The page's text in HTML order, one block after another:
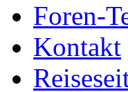
Foren-
Kontakt